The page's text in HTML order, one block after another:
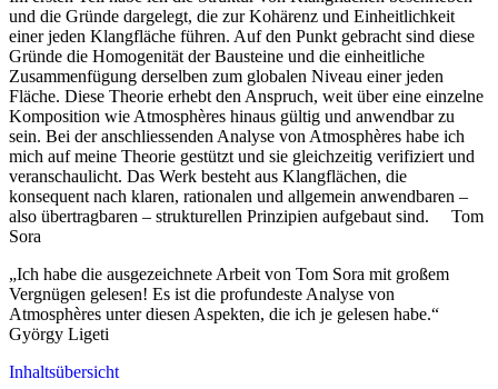
und die Gründe dargelegt, die zur Kohärenz und Einheitlichkeit
einer jeden Klangfläche führen. Auf den Punkt gebracht sind diese
Gründe die Homogenität der Bausteine und die einheitliche
Zusammenfügung derselben zum globalen Niveau einer jeden
Fläche. Diese Theorie erhebt den Anspruch, weit über eine einzelne
Komposition wie Atmosphères hinaus gültig und anwendbar zu
sein. Bei der anschliessenden Analyse von Atmosphères habe ich
mich auf meine Theorie gestützt und sie gleichzeitig verifiziert und
veranschaulicht. Das Werk besteht aus Klangflächen, die
konsequent nach klaren, rationalen und allgemein anwendbaren –
also übertragbaren – strukturellen Prinzipien aufgebaut sind. Tom
Sora
„Ich habe die ausgezeichnete Arbeit von Tom Sora mit großem
Vergnügen gelesen! Es ist die profundeste Analyse von
Atmosphères unter diesen Aspekten, die ich je gelesen habe.“
György Ligeti
Inhaltsübersicht